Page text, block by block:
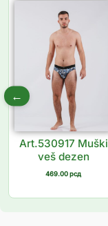
←
Art.530917 Muški
veš dezen
469.00рсд